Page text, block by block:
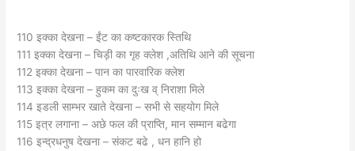
110 इक्का देखना – ईंट का कष्टकारक स्तिथि
111 इक्का देखना – चिड़ी का गृह क्लेश ,अतिथि आने की सूचना
112 इक्का देखना – पान का पारवारिक क्लेश
113 इक्का देखना – हुकम का दुःख व् निराशा मिले
114 इडली साम्भर खाते देखना – सभी से सहयोग मिले
115 इत्र लगाना – अछे फल की प्राप्ति, मान सम्मान बढेगा
116 इन्द्रधनुष देखना – संकट बढे , धन हानि हो